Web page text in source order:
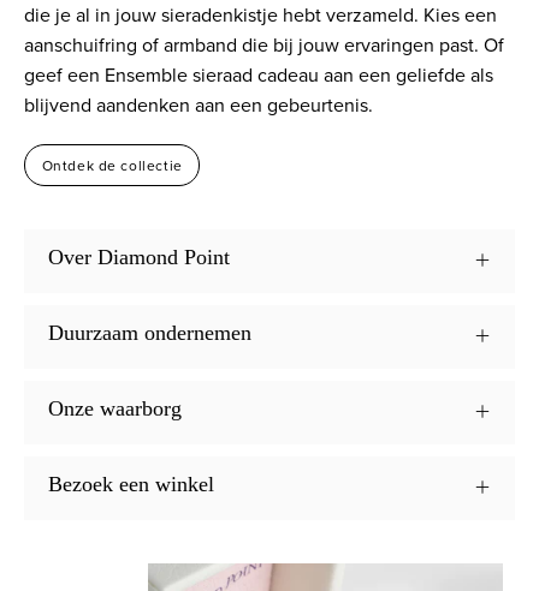
die je al in jouw sieradenkistje hebt verzameld. Kies een
aanschuifring of armband die bij jouw ervaringen past. Of
geef een Ensemble sieraad cadeau aan een geliefde als
blijvend aandenken aan een gebeurtenis.
Ontdek de collectie
Over Diamond Point
Duurzaam ondernemen
Onze waarborg
Bezoek een winkel